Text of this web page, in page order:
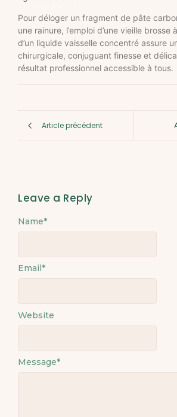
Pour déloger un fragment de pâte
une rainure, l’emploi d’une vieille brosse
d’un liquide vaisselle concentré assure
chirurgicale, conjuguant finesse et
résultat professionnel accessible à tous.
Article précédent
Leave a Reply
Message*
Name*
Email*
Website
Alternative: